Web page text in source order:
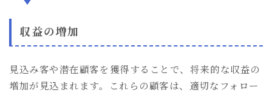
収益の増加
見込み客や潜在顧客を獲得することで、将来的な収益の
増加が見込まれます。これらの顧客は、適切なフォロー